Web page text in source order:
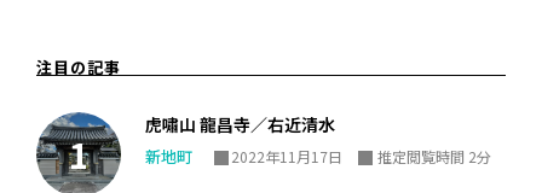
注目の記事
虎嘯山 龍昌寺／右近清水
新地町 2022年11月17日 推定閲覧時間 2分